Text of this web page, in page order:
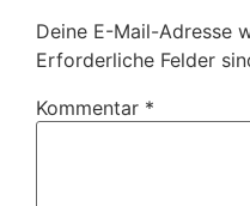
Deine E-Mail-Adresse
Erforderliche Felder
Kommentar *